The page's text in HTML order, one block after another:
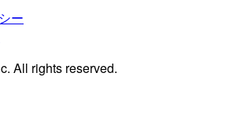
ー
All rights reserved.